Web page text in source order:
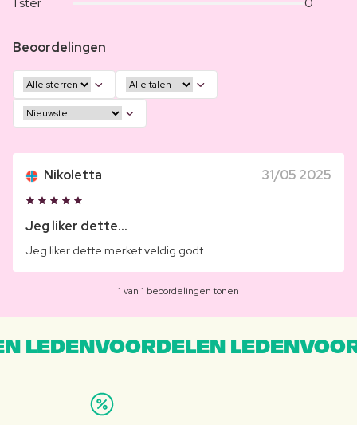
Beoordelingen
Nikoletta 31/05 2025
Jeg liker dette...
Jeg liker dette merket veldig godt.
1 van 1 beoordelingen tonen
LEDENVOORDELEN